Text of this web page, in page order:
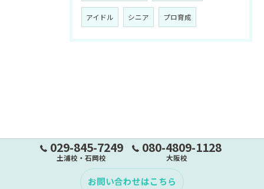
アイドル シニア プロ育成
029-845-7249
土浦校・石岡校
080-4809-1128
大阪校
お問い合わせはこちら